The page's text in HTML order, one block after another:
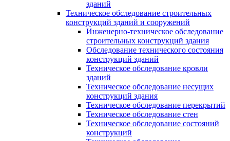
зданий
Техническое обследование строительных
конструкций зданий и сооружений
Инженерно-техническое обследование
строительных конструкций здания
Обследование технического состояния
конструкций зданий
Техническое обследование кровли
зданий
Техническое обследование несущих
конструкций здания
Техническое обследование перекрытий
Техническое обследование стен
Техническое обследование состояний
конструкций